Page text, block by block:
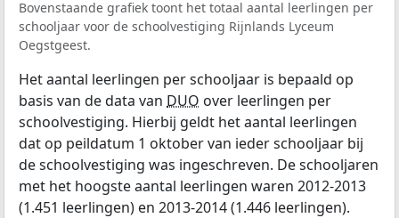
Bovenstaande grafiek toont het totaal aantal leerlingen per
schooljaar voor de schoolvestiging Rijnlands Lyceum
Oegstgeest.
Het aantal leerlingen per schooljaar is bepaald op
basis van de data van DUO over leerlingen per
schoolvestiging. Hierbij geldt het aantal leerlingen
dat op peildatum 1 oktober van ieder schooljaar bij
de schoolvestiging was ingeschreven. De schooljaren
met het hoogste aantal leerlingen waren 2012-2013
(1.451 leerlingen) en 2013-2014 (1.446 leerlingen).